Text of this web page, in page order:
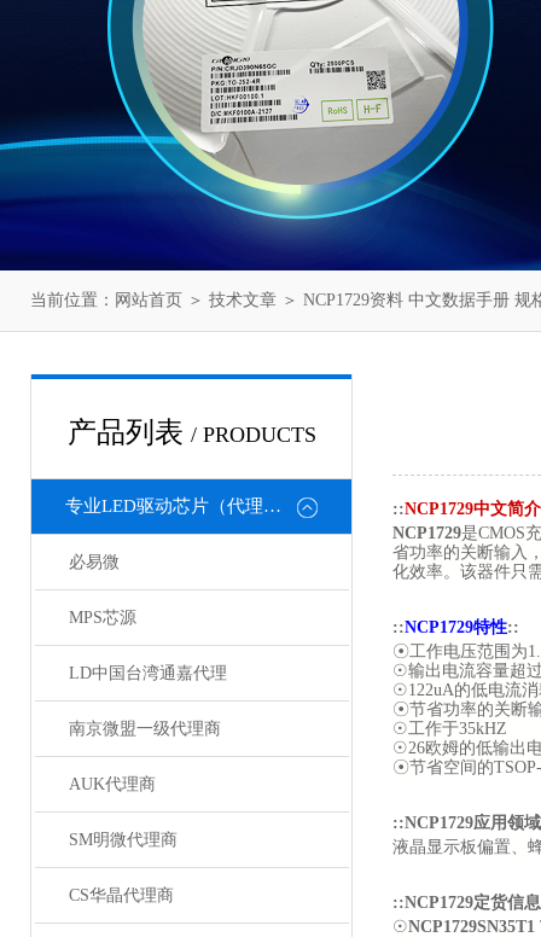
当前位置： 网站首页 ＞ 技术文章 ＞ NCP1729资料 中文数据手册 规
产品列表 / PRODUCTS
专业LED驱动芯片（代理或直销）
必易微
MPS芯源
LD中国台湾通嘉代理
南京微盟一级代理商
AUK代理商
SM明微代理商
CS华晶代理商
::NCP1729中文简介
NCP1729是CMOS
省功率的关断输入
化效率。该器件只
::NCP1729特性::
☉工作电压范围为
☉输出电流容量超
☉122uA的低电流
☉节省功率的关断
☉工作于35kHZ
☉26欧姆的低输出
☉节省空间的
::NCP1729应用领
液晶显示板偏置、
::NCP1729定货信
☉NCP1729SN35T1